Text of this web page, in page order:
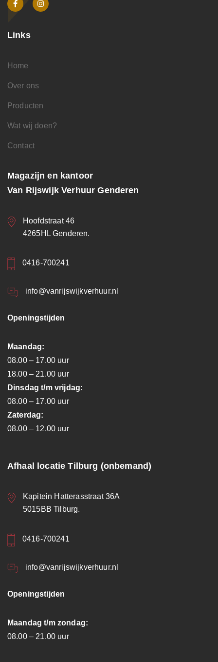
Links
Home
Over ons
Producten
Wat wij doen?
Contact
Magazijn en kantoor
Van Rijswijk Verhuur Genderen
Hoofdstraat 46
4265HL Genderen.
0416-700241
info@vanrijswijkverhuur.nl
Openingstijden
Maandag:
08.00 – 17.00 uur
18.00 – 21.00 uur
Dinsdag t/m vrijdag:
08.00 – 17.00 uur
Zaterdag:
08.00 – 12.00 uur
Afhaal locatie Tilburg (onbemand)
Kapitein Hatterasstraat 36A
5015BB Tilburg.
0416-700241
info@vanrijswijkverhuur.nl
Openingstijden
Maandag t/m zondag:
08.00 – 21.00 uur